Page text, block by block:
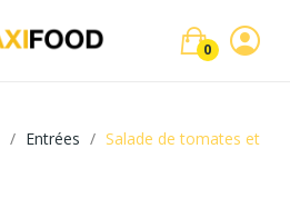
0
Entrées
Salade de tomates et